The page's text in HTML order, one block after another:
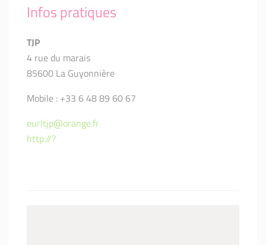
Infos pratiques
TJP
4 rue du marais
85600 La Guyonnière
Mobile : +33 6 48 89 60 67
eurltjp@orange.fr
http://?